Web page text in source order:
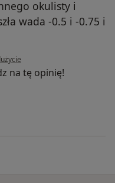
okulisty i
wada -0.5 i -0.75 i
Małgorzata M.
na tę opinię!